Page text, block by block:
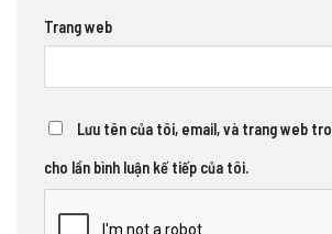
Trang web
Lưu tên của tôi, email, và trang web
cho lần bình luận kế tiếp của tôi.